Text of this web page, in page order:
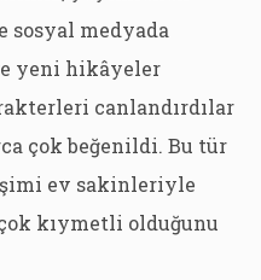
sosyal medyada
yeni hikâyeler
canlandırdılar
çok beğenildi. Bu tür
ev sakinleriyle
kıymetli olduğunu